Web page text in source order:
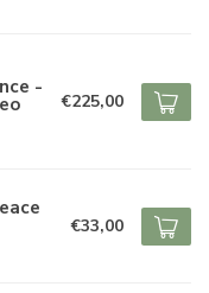
-
€225,00
€33,00